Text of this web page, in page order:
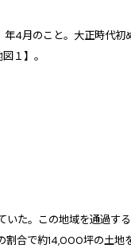
4月のこと。大正時代初
図１】。
た。この地域を通過す
割合で約14,000坪の土地